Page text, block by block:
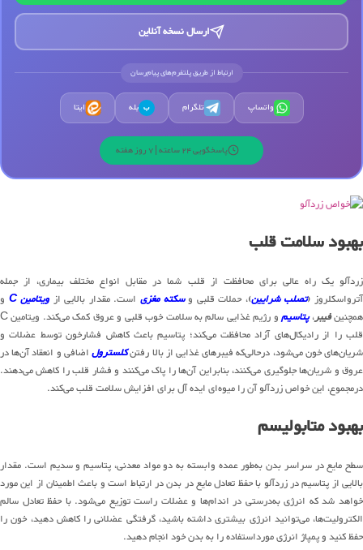
ارسال نسخه آنلاین
ارتباط از طریق پلتفرم‌های پیام‌رسان
واتساپ تلگرام ب بله ایتا
پاسخگویی 24 ساعته | 7 روز هفته
بهبود سلامت قلب
زردآلو یک راه عالی برای محافظت از قلب شما در مقابل انواع مختلف بیماری، از جمله
آترواسکلروز (تصلب شرایین)، حملات قلبی وسکته مغزیاست. مقدار بالایی از ویتامین C
و
همچنینفیبر،پتاسیم
و رژیم غذایی سالم به سلامت خوب قلبی و عروق کمک می‌کند. ویتامین C
قلب را از رادیکال‌های آزاد محافظت می‌کند؛ پتاسیم باعث کاهش فشارخون توسط عضلات و
شریان‌های خون می‌شود، درحالی‌که فیبرهای غذایی از بالا رفتنکلسترولاضافی و انعقاد آن‌ها در
عروق و شریان‌ها جلوگیری می‌کنند، بنابراین آن‌ها را پاک می‌کنند و فشار قلب را کاهش می‌دهند.
درمجموع، این خواص زردآلو آن را میوه‌ای ایده آل برای افزایش سلامت قلب می‌کند.
بهبود متابولیسم
سطح مایع در سراسر بدن به‌طور عمده وابسته به دو مواد معدنی، پتاسیم و سدیم است. مقدار
بالایی از پتاسیم در زردآلو با حفظ تعادل مایع در بدن در ارتباط است و باعث اطمینان از این مورد
خواهد شد که انرژی به‌درستی در اندام‌ها و عضلات راست توزیع می‌شود. با حفظ تعادل سالم
الکترولیت‌ها، می‌توانید انرژی بیشتری داشته باشید، گرفتگی عضلانی را کاهش دهید، خون را
حفظ کنید و پمپاژ انرژی مورداستفاده را به بدن خود انجام دهید.